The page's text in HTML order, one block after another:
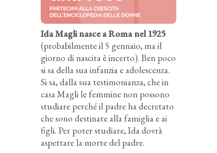
Ida Magli nasce a Roma nel 1925
(probabilmente il 5 gennaio, ma il
giorno di nascita è incerto). Ben poco
si sa della sua infanzia e adolescenza.
Si sa, dalla sua testimonianza, che in
casa Magli le femmine non possono
studiare perché il padre ha decretato
che sono destinate alla famiglia e ai
figli. Per poter studiare, Ida dovrà
aspettare la morte del padre.